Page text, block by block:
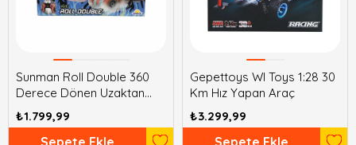
Sunman Roll Double 360
Derece Dönen Uzaktan
Kumandalı Araba 16 cm
₺1.799,99
Sepete Ekle
Gepettoys Wl Toys 1:28 30
Km Hız Yapan Araç
₺3.299,99
Sepete Ekle